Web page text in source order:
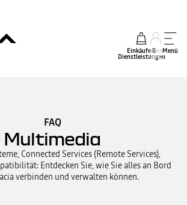
Einkäufe &
Dienstleistungen
mein
Konto
Menü
FAQ
Multimedia
Connected Services (Remote Services),
Entdecken Sie, wie Sie alles an Bord
verbinden und verwalten können.